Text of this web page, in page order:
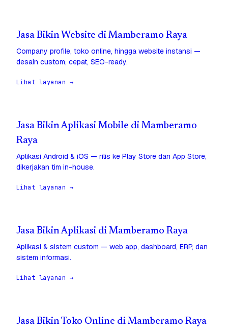
Jasa Bikin Website di Mamberamo Raya
Company profile, toko online, hingga website instansi —
desain custom, cepat, SEO-ready.
Lihat layanan →
Jasa Bikin Aplikasi Mobile di Mamberamo
Raya
Aplikasi Android & iOS — rilis ke Play Store dan App Store,
dikerjakan tim in-house.
Lihat layanan →
Jasa Bikin Aplikasi di Mamberamo Raya
Aplikasi & sistem custom — web app, dashboard, ERP, dan
sistem informasi.
Lihat layanan →
Jasa Bikin Toko Online di Mamberamo Raya